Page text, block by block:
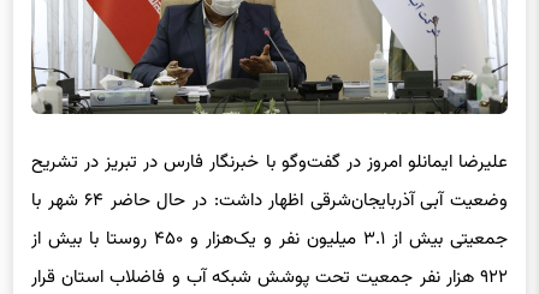
علیرضا ایمانلو امروز در گفت‌وگو با خبرنگار فارس در تبریز در تشریح
وضعیت آبی آذربایجان‌شرقی اظهار داشت: در حال حاضر ۶۴ شهر با
جمعیتی بیش از ۳.۱ میلیون نفر و یک‌هزار و ۴۵۰ روستا با بیش از
۹۲۲ هزار نفر جمعیت تحت پوشش شبکه آب و فاضلاب استان قرار